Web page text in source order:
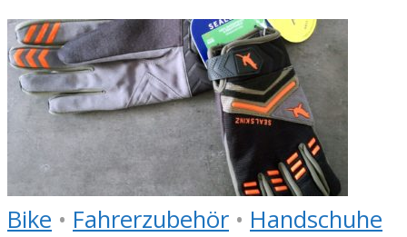
Bike • Fahrerzubehör • Handschuhe